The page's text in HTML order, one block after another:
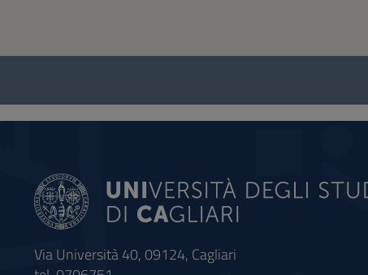
Questionario
social
Via Università 40, 09124, Cagliari